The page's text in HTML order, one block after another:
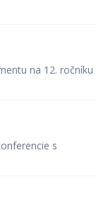
na 12. ročníku
s